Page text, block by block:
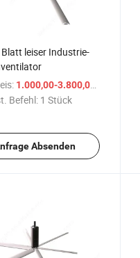
leiser Industrie-
1.000,00-3.800,00 $
Befehl: 1 Stück
Absenden